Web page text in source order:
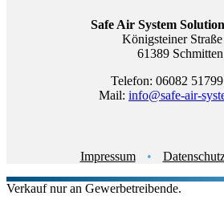
Safe Air System
Königsteiner
61389 Schmitten
Telefon: 06082
Mail: info@safe-air-
Impressum •
Verkauf nur an Gewerbetreibende.